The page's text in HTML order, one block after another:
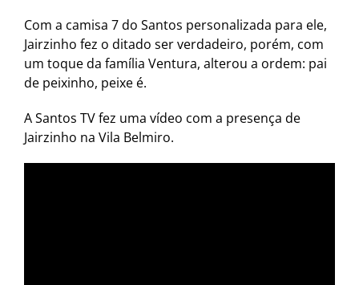
Com a camisa 7 do Santos personalizada para ele,
Jairzinho fez o ditado ser verdadeiro, porém, com
um toque da família Ventura, alterou a ordem: pai
de peixinho, peixe é.
A Santos TV fez uma vídeo com a presença de
Jairzinho na Vila Belmiro.